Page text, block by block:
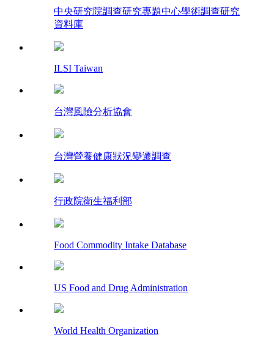
中央研究院調查研究專題中心學術調查研究
資料庫
ILSI Taiwan
台灣風險分析協會
台灣營養健康狀況變遷調查
行政院衛生福利部
Food Commodity Intake Database
US Food and Drug Administration
World Health Organization